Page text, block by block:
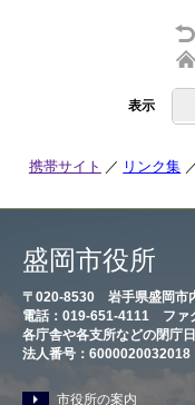
表示
携帯サイト リンク集
盛岡市役所
〒020-8530 岩手県盛岡
電話：019-651-4111 ファ
各庁舎や各支所などの閉庁
法人番号：6000020032018
市役所の案内